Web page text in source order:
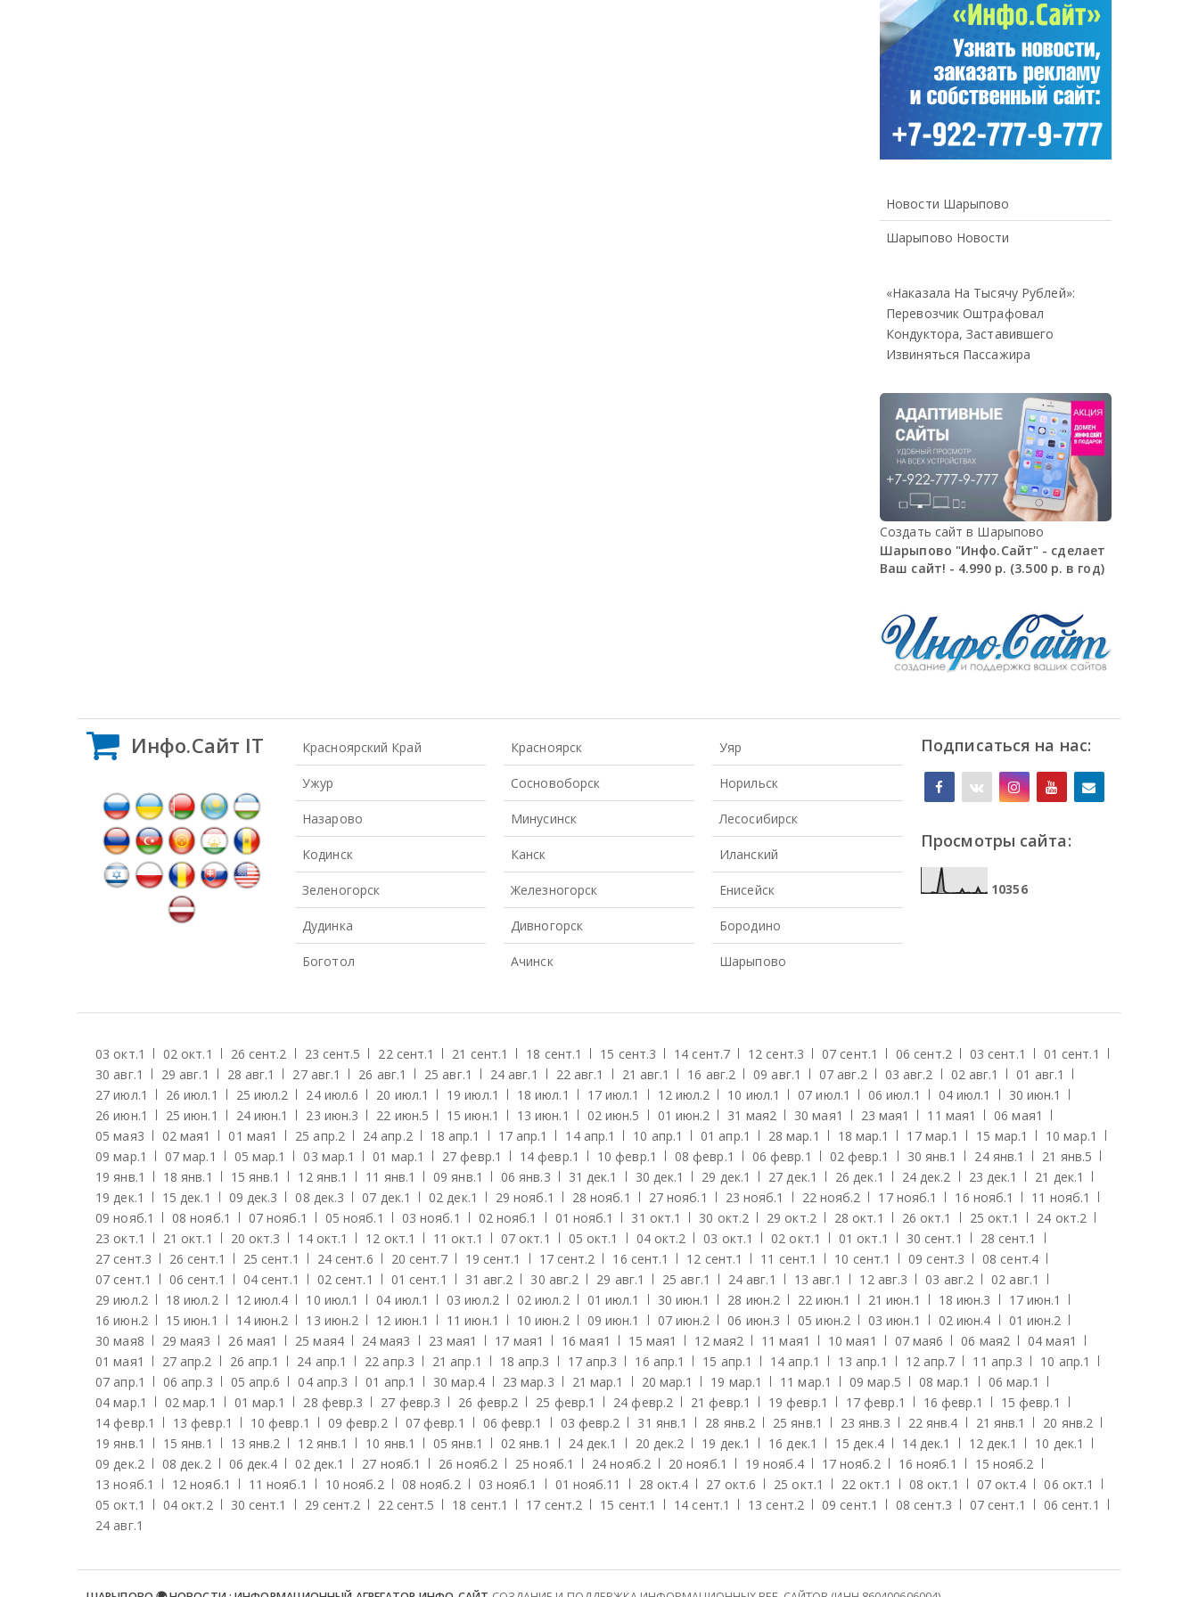
Новости Шарыпово
Шарыпово Новости
«Наказала На Тысячу Рублей»:
Перевозчик Оштрафовал
Кондуктора, Заставившего
Извиняться Пассажира
Создать сайт в Шарыпово
Шарыпово "Инфо.Сайт" - сделает
Ваш сайт! - 4.990 р. (3.500 р. в год)
Инфо.Сайт IT Красноярский Край
Ужур
Назарово
Кодинск
Зеленогорск
Дудинка
Боготол
Красноярск
Сосновоборск
Минусинск
Канск
Железногорск
Дивногорск
Ачинск
Уяр
Норильск
Лесосибирск
Иланский
Енисейск
Бородино
Шарыпово
Подписаться на нас:
Просмотры сайта:
10356
03 окт.1 02 окт.1 26 сент.2 23 сент.5 22 сент.1 21 сент.1 18 сент.1 15 сент.3 14 сент.7 12 сент.3 07 сент.1 06 сент.2 03 сент.1 01 сент.1
30 авг.1 29 авг.1 28 авг.1 27 авг.1 26 авг.1 25 авг.1 24 авг.1 22 авг.1 21 авг.1 16 авг.2 09 авг.1 07 авг.2 03 авг.2 02 авг.1 01 авг.1
27 июл.1 26 июл.1 25 июл.2 24 июл.6 20 июл.1 19 июл.1 18 июл.1 17 июл.1 12 июл.2 10 июл.1 07 июл.1 06 июл.1 04 июл.1 30 июн.1
26 июн.1 25 июн.1 24 июн.1 23 июн.3 22 июн.5 15 июн.1 13 июн.1 02 июн.5 01 июн.2 31 мая2 30 мая1 23 мая1 11 мая1 06 мая1
05 мая3 02 мая1 01 мая1 25 апр.2 24 апр.2 18 апр.1 17 апр.1 14 апр.1 10 апр.1 01 апр.1 28 мар.1 18 мар.1 17 мар.1 15 мар.1 10 мар.1
09 мар.1 07 мар.1 05 мар.1 03 мар.1 01 мар.1 27 февр.1 14 февр.1 10 февр.1 08 февр.1 06 февр.1 02 февр.1 30 янв.1 24 янв.1 21 янв.5
19 янв.1 18 янв.1 15 янв.1 12 янв.1 11 янв.1 09 янв.1 06 янв.3 31 дек.1 30 дек.1 29 дек.1 27 дек.1 26 дек.1 24 дек.2 23 дек.1 21 дек.1
19 дек.1 15 дек.1 09 дек.3 08 дек.3 07 дек.1 02 дек.1 29 нояб.1 28 нояб.1 27 нояб.1 23 нояб.1 22 нояб.2 17 нояб.1 16 нояб.1 11 нояб.1
09 нояб.1 08 нояб.1 07 нояб.1 05 нояб.1 03 нояб.1 02 нояб.1 01 нояб.1 31 окт.1 30 окт.2 29 окт.2 28 окт.1 26 окт.1 25 окт.1 24 окт.2
23 окт.1 21 окт.1 20 окт.3 14 окт.1 12 окт.1 11 окт.1 07 окт.1 05 окт.1 04 окт.2 03 окт.1 02 окт.1 01 окт.1 30 сент.1 28 сент.1
27 сент.3 26 сент.1 25 сент.1 24 сент.6 20 сент.7 19 сент.1 17 сент.2 16 сент.1 12 сент.1 11 сент.1 10 сент.1 09 сент.3 08 сент.4
07 сент.1 06 сент.1 04 сент.1 02 сент.1 01 сент.1 31 авг.2 30 авг.2 29 авг.1 25 авг.1 24 авг.1 13 авг.1 12 авг.3 03 авг.2 02 авг.1
29 июл.2 18 июл.2 12 июл.4 10 июл.1 04 июл.1 03 июл.2 02 июл.2 01 июл.1 30 июн.1 28 июн.2 22 июн.1 21 июн.1 18 июн.3 17 июн.1
16 июн.2 15 июн.1 14 июн.2 13 июн.2 12 июн.1 11 июн.1 10 июн.2 09 июн.1 07 июн.2 06 июн.3 05 июн.2 03 июн.1 02 июн.4 01 июн.2
30 мая8 29 мая3 26 мая1 25 мая4 24 мая3 23 мая1 17 мая1 16 мая1 15 мая1 12 мая2 11 мая1 10 мая1 07 мая6 06 мая2 04 мая1
01 мая1 27 апр.2 26 апр.1 24 апр.1 22 апр.3 21 апр.1 18 апр.3 17 апр.3 16 апр.1 15 апр.1 14 апр.1 13 апр.1 12 апр.7 11 апр.3 10 апр.1
07 апр.1 06 апр.3 05 апр.6 04 апр.3 01 апр.1 30 мар.4 23 мар.3 21 мар.1 20 мар.1 19 мар.1 11 мар.1 09 мар.5 08 мар.1 06 мар.1
04 мар.1 02 мар.1 01 мар.1 28 февр.3 27 февр.3 26 февр.2 25 февр.1 24 февр.2 21 февр.1 19 февр.1 17 февр.1 16 февр.1 15 февр.1
14 февр.1 13 февр.1 10 февр.1 09 февр.2 07 февр.1 06 февр.1 03 февр.2 31 янв.1 28 янв.2 25 янв.1 23 янв.3 22 янв.4 21 янв.1 20 янв.2
19 янв.1 15 янв.1 13 янв.2 12 янв.1 10 янв.1 05 янв.1 02 янв.1 24 дек.1 20 дек.2 19 дек.1 16 дек.1 15 дек.4 14 дек.1 12 дек.1 10 дек.1
09 дек.2 08 дек.2 06 дек.4 02 дек.1 27 нояб.1 26 нояб.2 25 нояб.1 24 нояб.2 20 нояб.1 19 нояб.4 17 нояб.2 16 нояб.1 15 нояб.2
13 нояб.1 12 нояб.1 11 нояб.1 10 нояб.2 08 нояб.2 03 нояб.1 01 нояб.11 28 окт.4 27 окт.6 25 окт.1 22 окт.1 08 окт.1 07 окт.4 06 окт.1
05 окт.1 04 окт.2 30 сент.1 29 сент.2 22 сент.5 18 сент.1 17 сент.2 15 сент.1 14 сент.1 13 сент.2 09 сент.1 08 сент.3 07 сент.1 06 сент.1
24 авг.1